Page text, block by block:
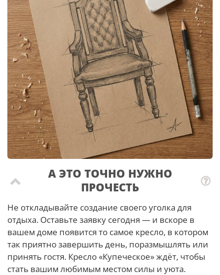
А ЭТО ТОЧНО НУЖНО
ПРОЧЕСТЬ
Не откладывайте создание своего уголка для
отдыха. Оставьте заявку сегодня — и вскоре в
вашем доме появится то самое кресло, в котором
так приятно завершить день, поразмышлять или
принять гостя. Кресло «Купеческое» ждёт, чтобы
стать вашим любимым местом силы и уюта.